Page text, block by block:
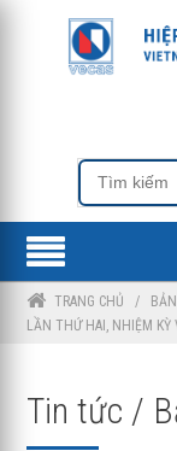
TRANG CHỦ /
LẦN THỨ HAI, NHIỆM KỲ
Tin tức /